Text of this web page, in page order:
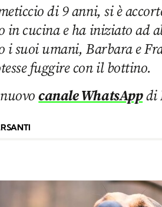
di 9 anni, si è
in cucina e ha iniziato ad
i suoi umani, Barbara e
fuggire con il bottino.
canale WhatsAppdi